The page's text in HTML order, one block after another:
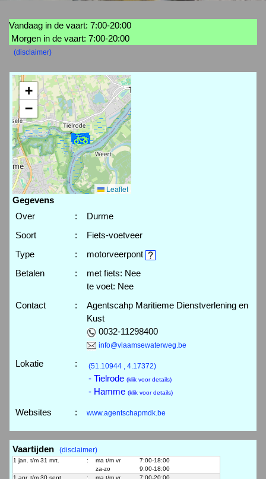
Vandaag in de vaart: 7:00-20:00
Morgen in de vaart: 7:00-20:00
(disclaimer)
+
−
Leaflet
Gegevens
Over
:
Durme
Soort
:
Fiets-voetveer
Type
:
motorveerpont
Betalen
:
met fiets: Nee
te voet: Nee
Contact
:
Agentscahp Maritieme Dienstverlening en
Kust
0032-11298400
info@vlaamsewaterweg.be
Lokatie : (51.10944 , 4.17372)
- Tielrode (klik voor details)
- Hamme (klik voor details)
Websites : www.agentschapmdk.be
Vaartijden (disclaimer)
1 jan. t/m 31 mrt. :
ma t/m vr
za-zo
7:00-18:00
9:00-18:00
1 apr. t/m 30 sept.
:
ma t/m vr
7:00-20:00